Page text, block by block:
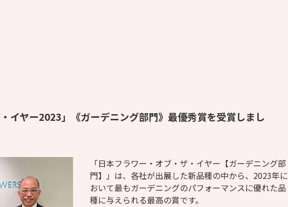
イヤー2023」《ガーデニング部門》最優秀賞を受賞しまし
「日本フラワー・オブ・ザ・イヤー【ガーデニング部
門】」は、各社が出展した新品種の中から、2023年に
おいて最もガーデニングのパフォーマンスに優れた品
種に与えられる最高の賞です。